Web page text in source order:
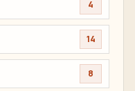
4
14
8